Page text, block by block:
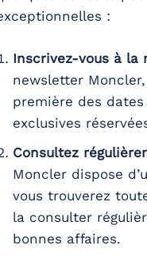
:
Inscrivez-vous à la
newsletter
première des
exclusives
Consultez
Moncler dispose
vous trouverez
la consulter
bonnes affaires.